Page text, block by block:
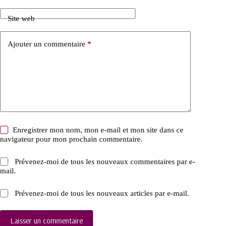
Site web
Ajouter un commentaire *
Enregistrer mon nom, mon e-mail et mon site dans ce
navigateur pour mon prochain commentaire.
Prévenez-moi de tous les nouveaux commentaires par e-
mail.
Prévenez-moi de tous les nouveaux articles par e-mail.
Laisser un commentaire